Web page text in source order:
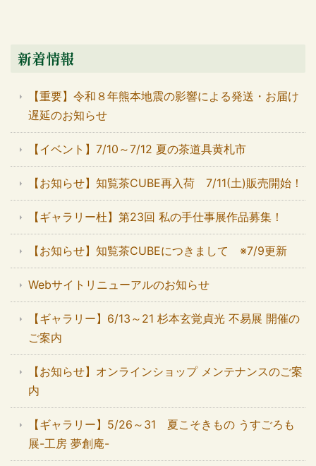
新着情報
【重要】令和８年熊本地震の影響による発送・お届け
遅延のお知らせ
【イベント】7/10～7/12 夏の茶道具黄札市
【お知らせ】知覧茶CUBE再入荷 7/11(土)販売開始！
【ギャラリー杜】第23回 私の手仕事展作品募集！
【お知らせ】知覧茶CUBEにつきまして ※7/9更新
Webサイトリニューアルのお知らせ
【ギャラリー】6/13～21 杉本玄覚貞光 不易展 開催の
ご案内
【お知らせ】オンラインショップ メンテナンスのご案
内
【ギャラリー】5/26～31 夏こそきもの うすごろも
展-工房 夢創庵-